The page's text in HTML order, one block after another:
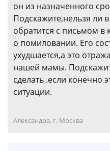
он из назначенного
Подскажите,нельзя ли
обратится с письмом
о помиловании. Его
ухудшается,а это
нашей мамы.
сделать .если конечно
ситуации.
Александра, г. Москва